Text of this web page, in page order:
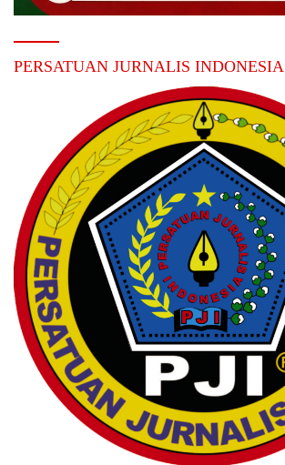
PERSATUAN JURNALIS INDONESIA